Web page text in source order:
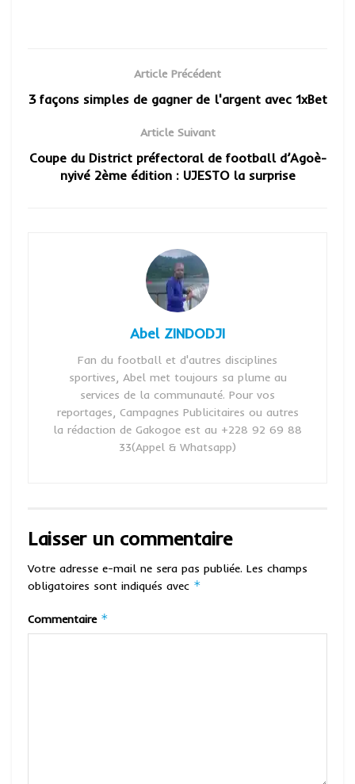
Article Précédent
3 façons simples de gagner de l'argent avec 1xBet
Article Suivant
Coupe du District préfectoral de football d’Agoè-
nyivé 2ème édition : UJESTO la surprise
Abel ZINDODJI
Fan du football et d'autres disciplines
sportives, Abel met toujours sa plume au
services de la communauté. Pour vos
reportages, Campagnes Publicitaires ou autres
la rédaction de Gakogoe est au +228 92 69 88
33(Appel & Whatsapp)
Laisser un commentaire
Votre adresse e-mail ne sera pas publiée. Les champs
obligatoires sont indiqués avec *
Commentaire *